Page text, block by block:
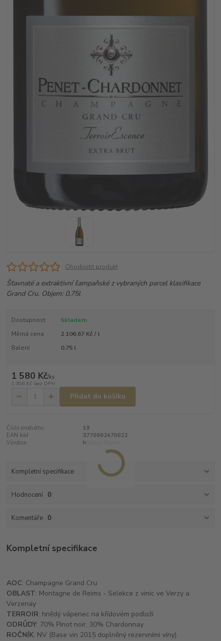
Ohodnotit produkt
Šťavnaté a extraktivní šampaňské z vybraných parcel klasifikace
Grand Cru. Objem: 0,75l
Dostupnost
Skladem
Měrná cena
2 106,67 Kč / l
Balení
0.75 l
1 580 Kč/ks
1 306 Kč bez DPH
Přidat do košíku
Číslo produktu:
19
EAN kód:
3770002470022
Výrobce:
Maison Penet
Kompletní specifikace
Hodnocení 0
Komentáře 0
Kompletní specifikace
AOC: Champagne Grand Cru
OBLAST: Montagne de Reims - Selekce z vinic ve Verzy a
Verzenay
TERROIR: hnědý vápenec na křídovém podloží
ODRŮDY: 70% Pinot noir, 30% Chardonnay
ROČNÍK: NV (Base vin 2015 doplněný rezervními víny)